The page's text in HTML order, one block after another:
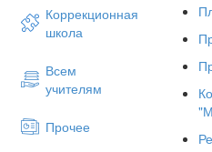
Коррекционная
школа
Всем
учителям
Прочее
чем